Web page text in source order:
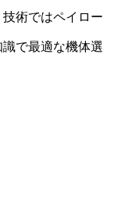
術ではペイロー
で最適な機体選